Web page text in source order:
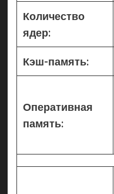
Количество
ядер:
Кэш-память:
Оперативная
память: